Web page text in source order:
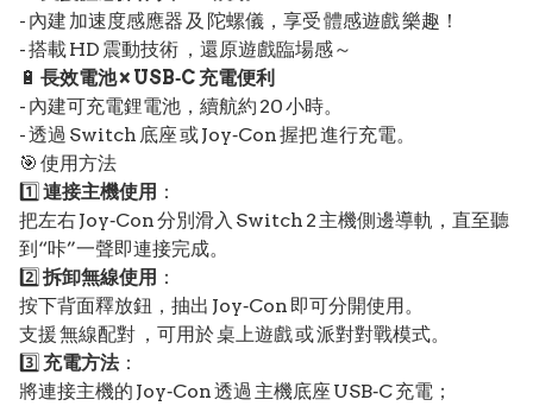
- 內建 加速度感應器 及 陀螺儀，享受 體感遊戲 樂趣！
- 搭載 HD 震動技術 ，還原遊戲臨場感～
🔋 長效電池 × USB‑C 充電便利
- 內建可充電鋰電池，續航約 20 小時。
- 透過 Switch 底座 或 Joy‑Con 握把 進行充電。
🎯 使用方法
1️⃣ 連接主機使用 ：
把左右 Joy‑Con 分別滑入 Switch 2 主機側邊導軌，直至聽
到“咔”一聲即連接完成。
2️⃣ 拆卸無線使用 ：
按下背面釋放鈕，抽出 Joy‑Con 即可分開使用。
支援 無線配對 ，可用於 桌上遊戲 或 派對對戰模式。
3️⃣ 充電方法：
將連接主機的 Joy‑Con 透過 主機底座 USB‑C 充電；